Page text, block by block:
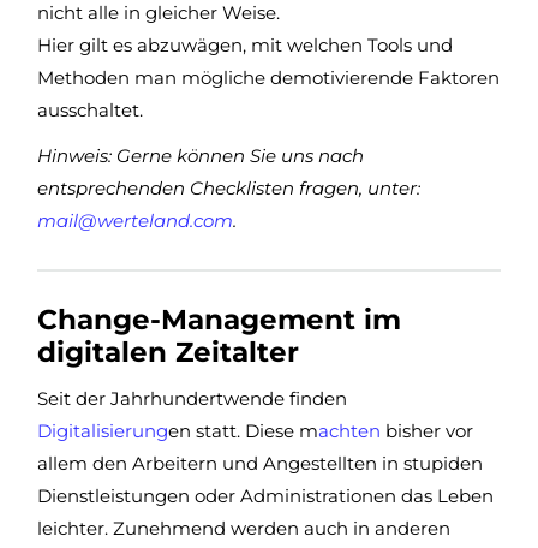
nicht alle in gleicher Weise.
Hier gilt es abzuwägen, mit welchen Tools und
Methoden man mögliche demotivierende Faktoren
ausschaltet.
Hinweis: Gerne können Sie uns nach
entsprechenden Checklisten fragen, unter:
mail@werteland.com.
Change-Management im
digitalen Zeitalter
Seit der Jahrhundertwende finden
Digitalisierungen statt. Diese machten bisher vor
allem den Arbeitern und Angestellten in stupiden
Dienstleistungen oder Administrationen das Leben
leichter. Zunehmend werden auch in anderen